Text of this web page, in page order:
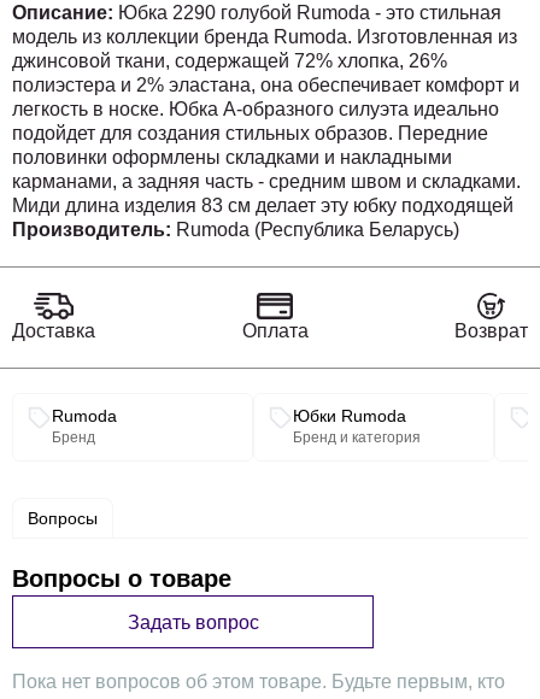
Описание: Юбка 2290 голубой Rumoda - это стильная
модель из коллекции бренда Rumoda. Изготовленная из
джинсовой ткани, содержащей 72% хлопка, 26%
полиэстера и 2% эластана, она обеспечивает комфорт и
легкость в носке. Юбка А-образного силуэта идеально
подойдет для создания стильных образов. Передние
половинки оформлены складками и накладными
карманами, а задняя часть - средним швом и складками.
Миди длина изделия 83 см делает эту юбку подходящей
для межсезонья и прохладных летних дней. Голубой
Производитель: Rumoda (Республика Беларусь)
Доставка Оплата Возврат
Связанные разделы каталога
Rumoda
Бренд
Юбки Rumoda
Бренд и категория
Вопросы
Вопросы о товаре
Задать вопрос
Пока нет вопросов об этом товаре. Будьте первым, кто